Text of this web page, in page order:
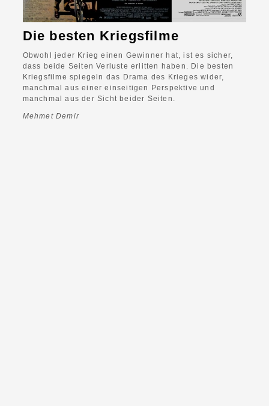
Die besten Kriegsfilme
Obwohl jeder Krieg einen Gewinner hat, ist es sicher,
dass beide Seiten Verluste erlitten haben. Die besten
Kriegsfilme spiegeln das Drama des Krieges wider,
manchmal aus einer einseitigen Perspektive und
manchmal aus der Sicht beider Seiten.
Mehmet Demir